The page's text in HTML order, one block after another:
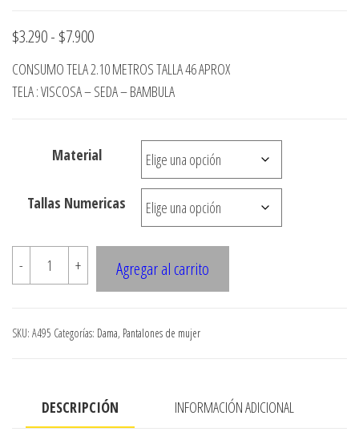
$3.290- $7.900Rango
de
precios:
hasta
$7.900
CONSUMO TELA 2.10 METROS TALLA 46 APROX
TELA : VISCOSA – SEDA – BAMBULA
Material
Tallas Numericas
-
A495
PANTALON
CON
ABERTURA
PRETINA
+ Agregar al carrito
SKU: A495 Categorías: Dama, Pantalones de mujer
DESCRIPCIÓN INFORMACIÓN ADICIONAL